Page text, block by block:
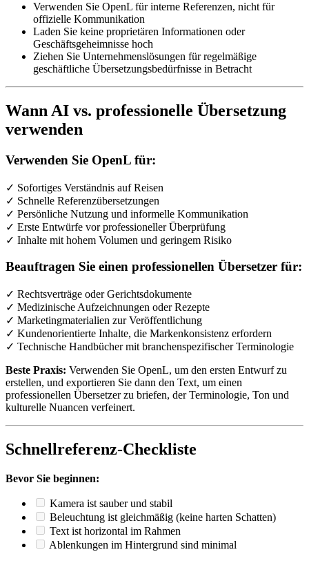
Verwenden Sie OpenL für interne Referenzen, nicht für
offizielle Kommunikation
Laden Sie keine proprietären Informationen oder
Geschäftsgeheimnisse hoch
Ziehen Sie Unternehmenslösungen für regelmäßige
geschäftliche Übersetzungsbedürfnisse in Betracht
Wann AI vs. professionelle Übersetzung
verwenden
Verwenden Sie OpenL für:
✓ Sofortiges Verständnis auf Reisen
✓ Schnelle Referenzübersetzungen
✓ Persönliche Nutzung und informelle Kommunikation
✓ Erste Entwürfe vor professioneller Überprüfung
✓ Inhalte mit hohem Volumen und geringem Risiko
Beauftragen Sie einen professionellen Übersetzer für:
✓ Rechtsverträge oder Gerichtsdokumente
✓ Medizinische Aufzeichnungen oder Rezepte
✓ Marketingmaterialien zur Veröffentlichung
✓ Kundenorientierte Inhalte, die Markenkonsistenz erfordern
✓ Technische Handbücher mit branchenspezifischer Terminologie
Beste Praxis: Verwenden Sie OpenL, um den ersten Entwurf zu
erstellen, und exportieren Sie dann den Text, um einen
professionellen Übersetzer zu briefen, der Terminologie, Ton und
kulturelle Nuancen verfeinert.
Schnellreferenz-Checkliste
Bevor Sie beginnen:
Kamera ist sauber und stabil
Beleuchtung ist gleichmäßig (keine harten Schatten)
Text ist horizontal im Rahmen
Ablenkungen im Hintergrund sind minimal